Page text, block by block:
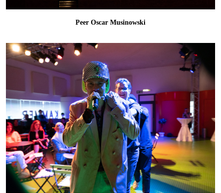
Peer Oscar Musinowski